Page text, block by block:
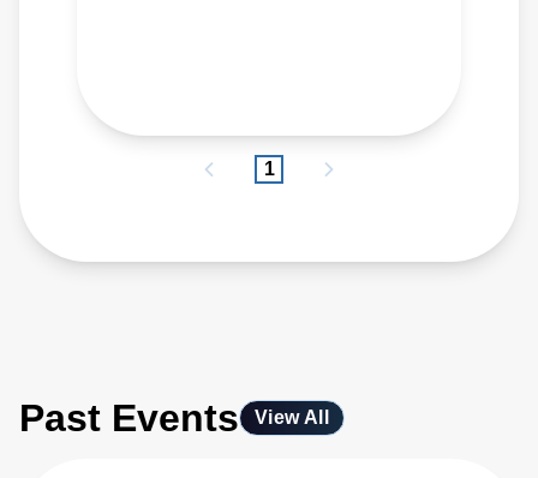
1
Past Events View All